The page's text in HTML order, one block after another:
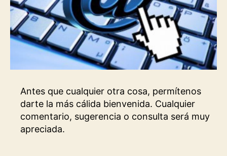
Antes que cualquier otra cosa, permítenos
darte la más cálida bienvenida. Cualquier
comentario, sugerencia o consulta será muy
apreciada.